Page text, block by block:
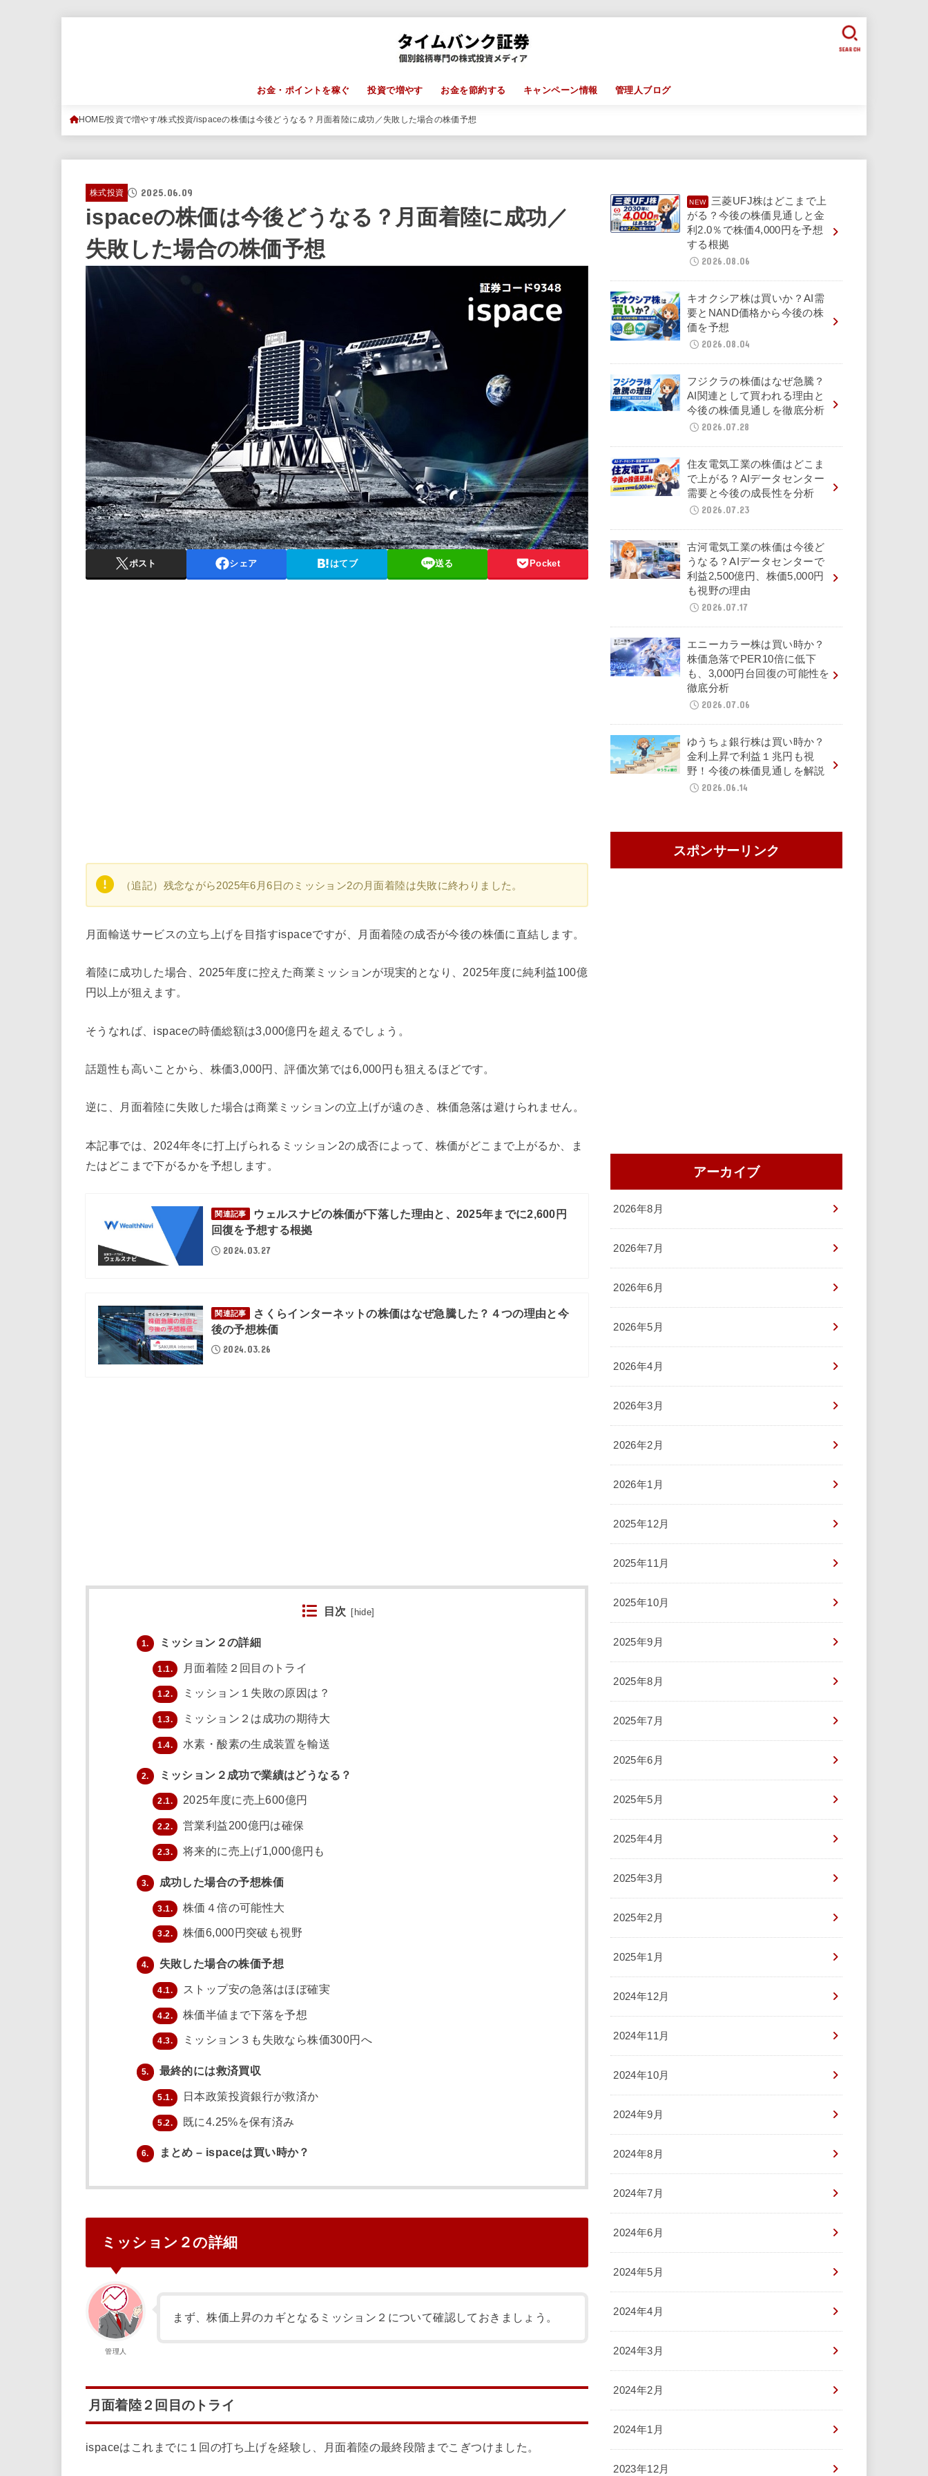
お金・ポイントを稼ぐ 投資で増やす お金を節約する キャンペーン情報 管理人ブログ
SEARCH
HOME 投資で増やす 株式投資 ispaceの株価は今後どうなる？月面着陸に成功／失敗した場合の株価予想
株式投資 2025.06.09
ispaceの株価は今後どうなる？月面着陸に成功／
失敗した場合の株価予想
ポスト シェア はてブ 送る Pocket
（追記）残念ながら2025年6月6日のミッション2の月面着陸は失敗に終わりました。
月面輸送サービスの立ち上げを目指すispaceですが、月面着陸の成否が今後の株価に直結します。
着陸に成功した場合、2025年度に控えた商業ミッションが現実的となり、2025年度に純利益100億
円以上が狙えます。
そうなれば、ispaceの時価総額は3,000億円を超えるでしょう。
話題性も高いことから、株価3,000円、評価次第では6,000円も狙えるほどです。
逆に、月面着陸に失敗した場合は商業ミッションの立上げが遠のき、株価急落は避けられません。
本記事では、2024年冬に打上げられるミッション2の成否によって、株価がどこまで上がるか、ま
たはどこまで下がるかを予想します。
関連記事
ウェルスナビの株価が下落した理由と、2025年までに2,600円
回復を予想する根拠
2024.03.27
関連記事
さくらインターネットの株価はなぜ急騰した？４つの理由と今
後の予想株価
2024.03.26
目次 hide
1. ミッション２の詳細
1.1. 月面着陸２回目のトライ
1.2. ミッション１失敗の原因は？
1.3. ミッション２は成功の期待大
1.4. 水素・酸素の生成装置を輸送
2. ミッション２成功で業績はどうなる？
2.1. 2025年度に売上600億円
2.2. 営業利益200億円は確保
2.3. 将来的に売上げ1,000億円も
3. 成功した場合の予想株価
3.1. 株価４倍の可能性大
3.2. 株価6,000円突破も視野
4. 失敗した場合の株価予想
4.1. ストップ安の急落はほぼ確実
4.2. 株価半値まで下落を予想
4.3. ミッション３も失敗なら株価300円へ
5. 最終的には救済買収
5.1. 日本政策投資銀行が救済か
5.2. 既に4.25%を保有済み
6. まとめ – ispaceは買い時か？
ミッション２の詳細
管理人
まず、株価上昇のカギとなるミッション２について確認しておきましょう。
月面着陸２回目のトライ
ispaceはこれまでに１回の打ち上げを経験し、月面着陸の最終段階までこぎつけました。
三菱UFJ株はどこまで上
がる？今後の株価見通しと金
利2.0％で株価4,000円を予想
する根拠
2026.08.06
キオクシア株は買いか？AI需
要とNAND価格から今後の株
価を予想
2026.08.04
フジクラの株価はなぜ急騰？
AI関連として買われる理由と
今後の株価見通しを徹底分析
2026.07.28
住友電気工業の株価はどこま
で上がる？AIデータセンター
需要と今後の成長性を分析
2026.07.23
古河電気工業の株価は今後ど
うなる？AIデータセンターで
利益2,500億円、株価5,000円
も視野の理由
2026.07.17
エニーカラー株は買い時か？
株価急落でPER10倍に低下
も、3,000円台回復の可能性を
徹底分析
2026.07.06
ゆうちょ銀行株は買い時か？
金利上昇で利益１兆円も視
野！今後の株価見通しを解説
2026.06.14
スポンサーリンク
アーカイブ
2026年8月
2026年7月
2026年6月
2026年5月
2026年4月
2026年3月
2026年2月
2026年1月
2025年12月
2025年11月
2025年10月
2025年9月
2025年8月
2025年7月
2025年6月
2025年5月
2025年4月
2025年3月
2025年2月
2025年1月
2024年12月
2024年11月
2024年10月
2024年9月
2024年8月
2024年7月
2024年6月
2024年5月
2024年4月
2024年3月
2024年2月
2024年1月
2023年12月